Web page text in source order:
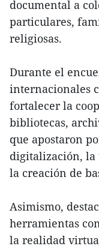
documental a
particulares,
religiosas.
Durante el
internacionales
fortalecer la
bibliotecas,
que apostaron
digitalización,
la creación de
Asimismo,
herramientas
la realidad